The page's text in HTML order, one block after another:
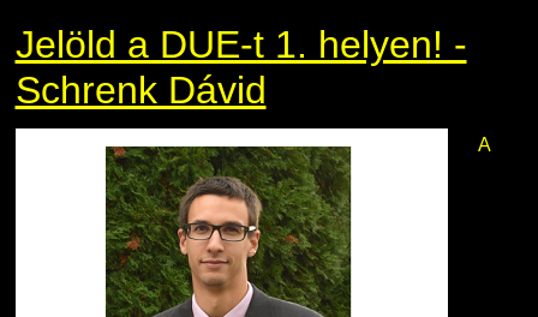
Jelöld a DUE-t 1. helyen! -
Schrenk Dávid
A